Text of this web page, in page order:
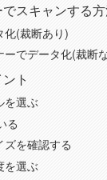
スキャンする
化(裁断あり)
ーでデータ化(裁断
ト
を選ぶ
る
を確認する
を選ぶ